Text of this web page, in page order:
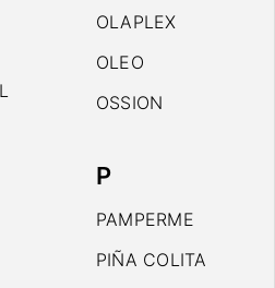
OLAPLEX
OLEO
OSSION
P
PAMPERME
PIÑA COLITA